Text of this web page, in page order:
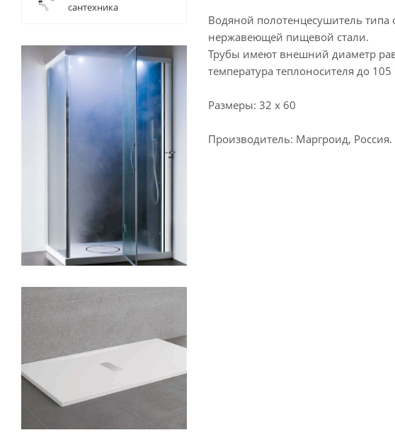
Водяной полотенцесушитель типа
нержавеющей пищевой стали.
Трубы имеют внешний диаметр
температура теплоносителя до 105
Размеры: 32 х 60
Производитель: Маргроид, Россия.
сантехника